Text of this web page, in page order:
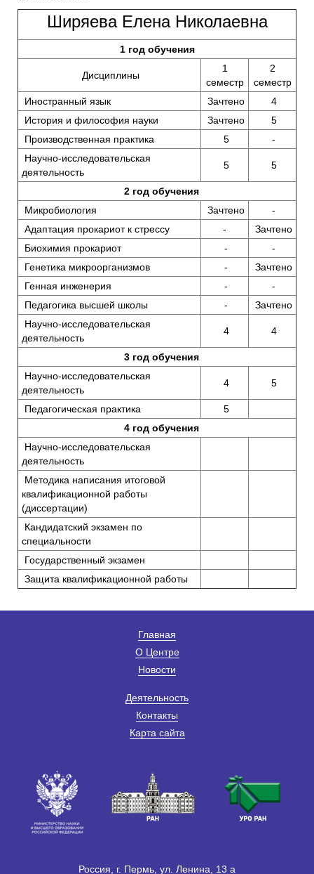
Ширяева Елена Николаевна
1 год обучения
Дисциплины
1
семестр
2
семестр
Иностранный язык
Зачтено
4
История и философия науки
Зачтено
5
Производственная практика
5
-
Научно-исследовательская
деятельность
5 5
2 год обучения
Микробиология
Зачтено
-
Адаптация прокариот к стрессу
-
Зачтено
Биохимия прокариот
-
-
Генетика микроорганизмов
-
Зачтено
Генная инженерия
-
-
Педагогика высшей школы
-
Зачтено
Научно-исследовательская
деятельность
4 4
3 год обучения
Научно-исследовательская
деятельность
4 5
Педагогическая практика
5
4 год обучения
Научно-исследовательская
деятельность
Методика написания итоговой
квалификационной работы
(диссертации)
Кандидатский экзамен по
специальности
Государственный экзамен
Защита квалификационной работы
Главная
О Центре
Новости
Деятельность
Контакты
Карта сайта
Россия, г. Пермь, ул. Ленина, 13 а